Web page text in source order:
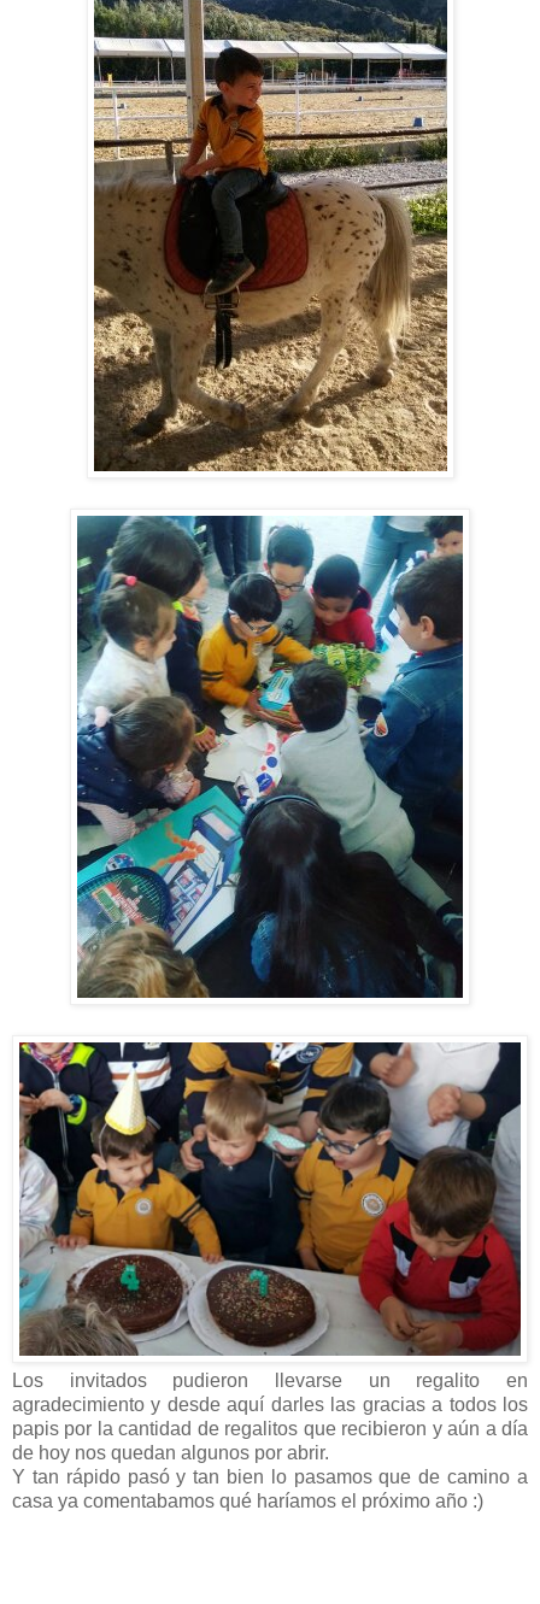
Los invitados pudieron llevarse un regalito en
agradecimiento y desde aquí darles las gracias a todos los
papis por la cantidad de regalitos que recibieron y aún a día
de hoy nos quedan algunos por abrir.
Y tan rápido pasó y tan bien lo pasamos que de camino a
casa ya comentabamos qué haríamos el próximo año :)